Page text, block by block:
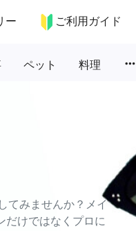
ー ご利用ガイド
ペット 料理 more_horiz
てみませんか？メイ
だけではなくプロに